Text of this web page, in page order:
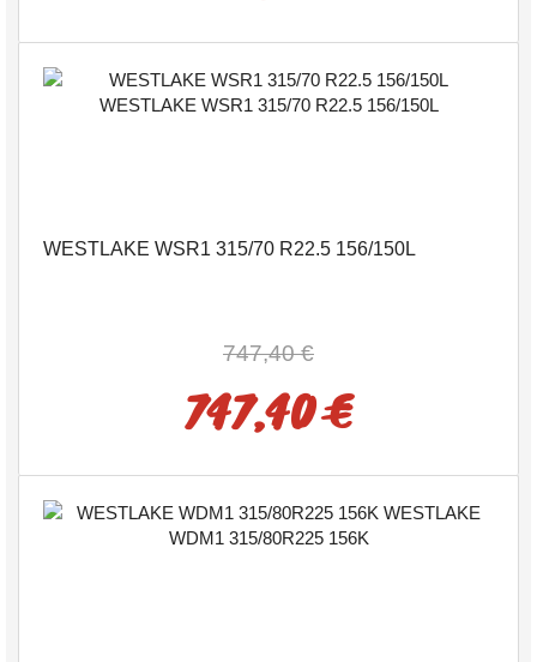
WESTLAKE WSR1 315/70 R22.5 156/150L
747,40 €
747,40 €